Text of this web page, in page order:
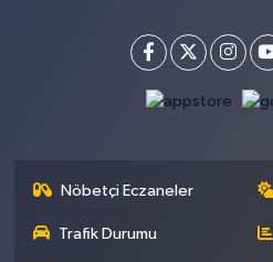
Nöbetçi Eczaneler
Trafik Durumu